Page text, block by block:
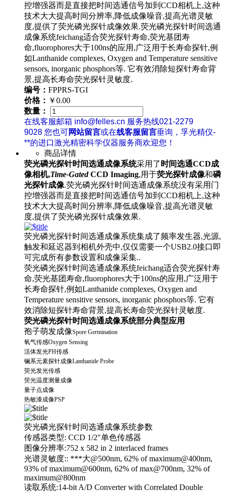
控增强器而是直接把时间选通信号加到CCD相机上,这种
技术大大提高时间分辨率,降低成像噪音,提高光谱灵敏
度,提供了荧光磷光探针成像效果.荧光磷光探针时间选通
成像系统feichang适合荧光探针寿命,荧光基团寿
命,fluorophores大于100ns的应用,广泛用于长寿命探针,例
如Lanthanide complexes, Oxygen and Temperature sensitive
sensors, inorganic phosphors等. 它有效消除短探针寿命背
景,提高长寿命荧光探针灵敏度.
编号： FPPRS-TGI
价格： ￥0.00
数量：
在线客服邮箱 info@felles.cn 服务热线021-2279
9028 您也可网站留言或在线客服留言垂询，孚光精仪-
**的进口激光精密科学仪器服务商欢迎您！
商品详情
荧光磷光探针时间选通成像系统采用了 时间选通CCD成
像相机,Time-GatedCCD Imaging,用于荧光探针成像和磷
光探针成像.荧光磷光探针时间选通成像系统没有采用门
控增强器而是直接把时间选通信号加到CCD相机上,这种
技术大大提高时间分辨率,降低成像噪音,提高光谱灵敏
度,提供了荧光磷光探针成像效果.
荧光磷光探针时间选通成像系统集成了频率发生器,光源,
触发和延迟器到相机外壳中,仅仅需要一个USB2.0接口即
可完成所有参数设置和成像采集..
荧光磷光探针时间选通成像系统feichang适合荧光探针寿
命,荧光基团寿命,fluorophores大于100ns的应用,广泛用于
长寿命探针,例如Lanthanide complexes, Oxygen and
Temperature sensitive sensors, inorganic phosphors等. 它有
效消除短探针寿命背景,提高长寿命荧光探针灵敏度.
荧光磷光探针时间选通成像系统部分典型应用
孢子萌发成像Spore Germination
氧气传感Oxygen Sensing
活体发光PH传感
镧系元素探针成像Lanthanide Probe
荧光发光传感
荧光温度测量成像
量子点成像
热敏漆成像PSP
荧光磷光探针时间选通成像系统参数
传感器类型: CCD 1/2"单色传感器
图像分辨率:752 x 582 in 2 interlaced frames
光谱灵敏度:: ***大@500nm, 62% of maximum@400nm,
93% of maximum@600nm, 62% of max@700nm, 32% of
maximum@800nm
读取系统:14-bit A/D Converter with Correlated Double